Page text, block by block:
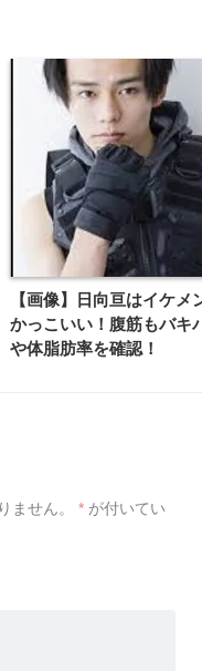
【画像】日向亘はイケメ
かっこいい！腹筋もバキ
や体脂肪率を確認！
ません。 * が付いてい